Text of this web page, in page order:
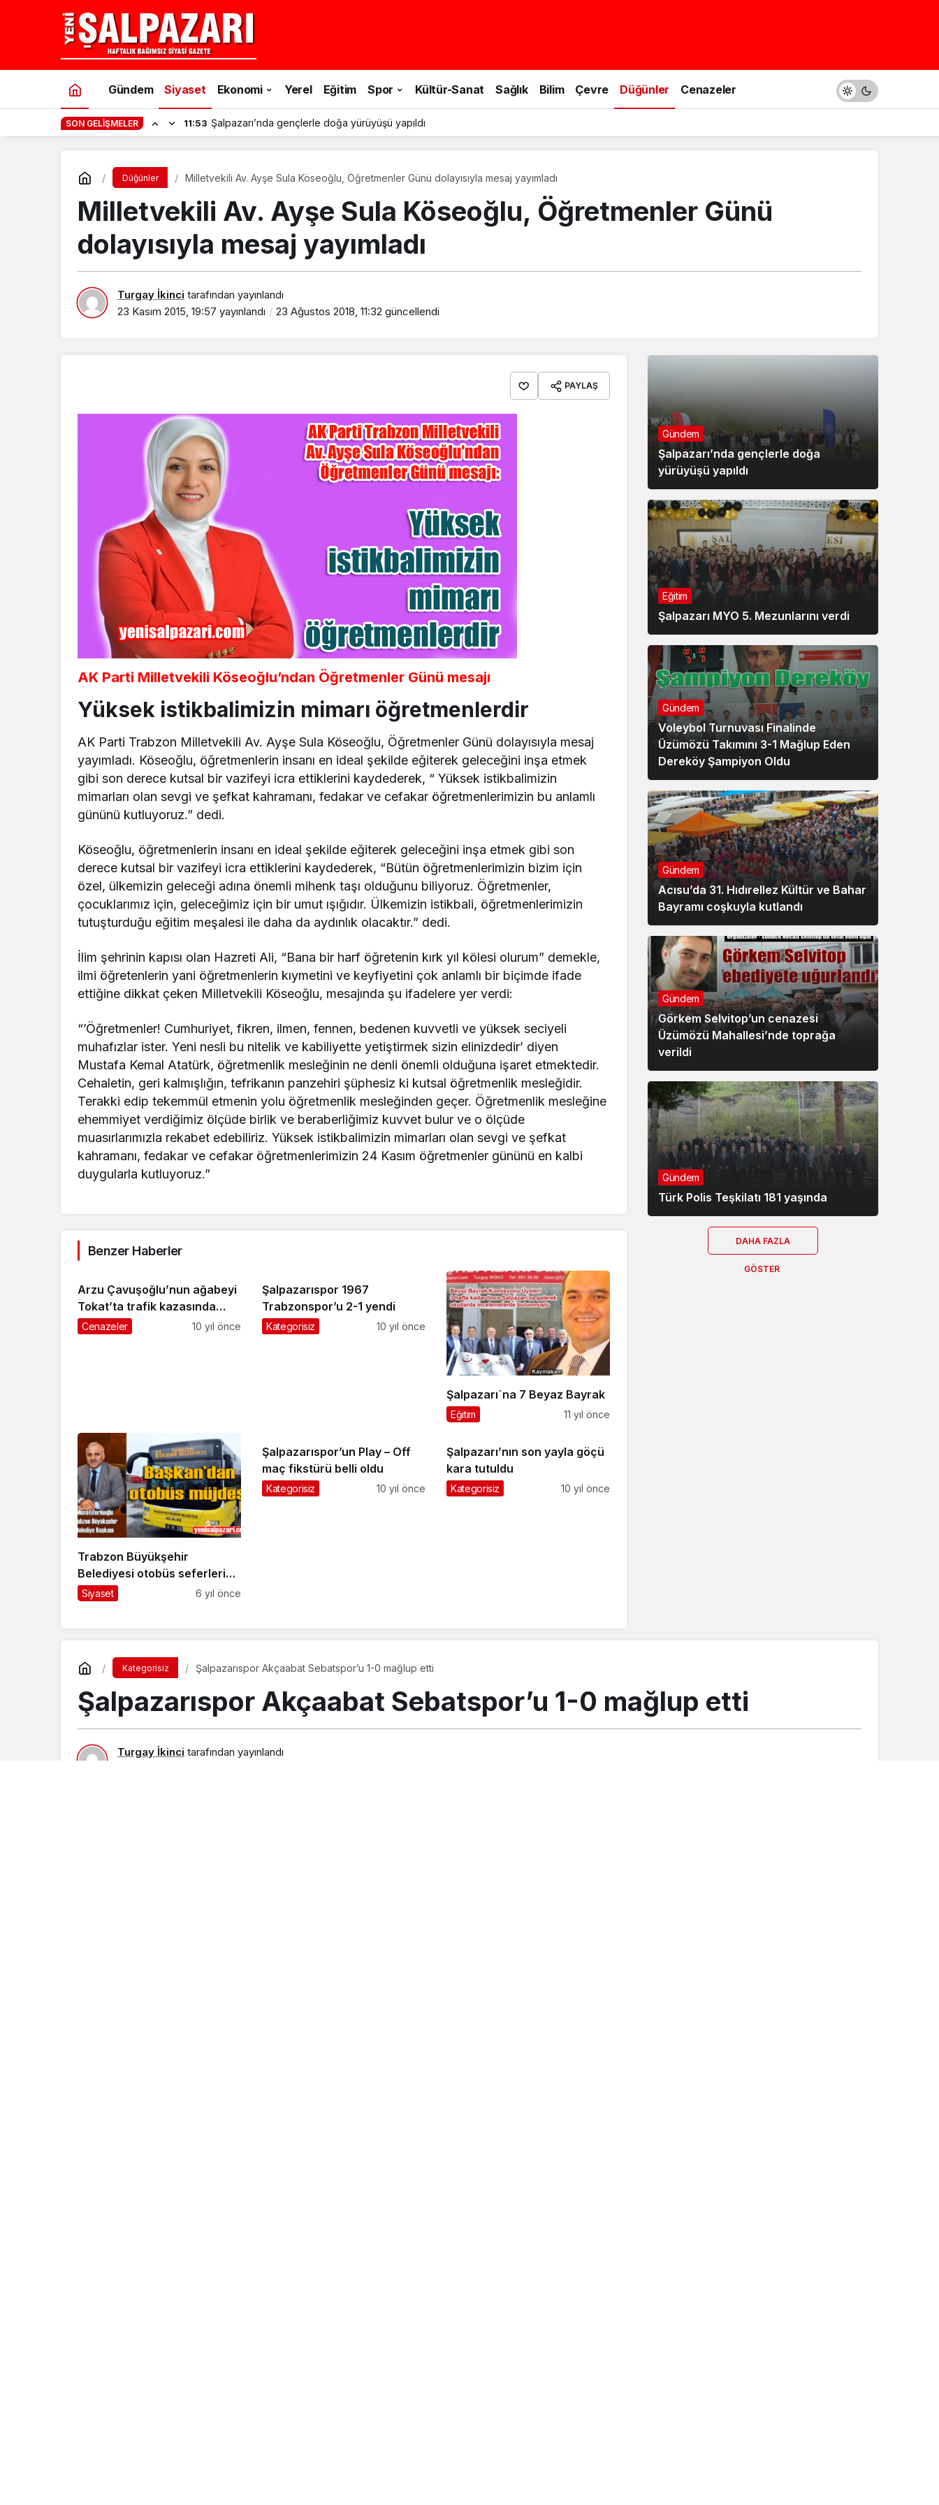
Gündem Siyaset Ekonomi Yerel Eğitim Spor Kültür-Sanat Sağlık Bilim Çevre Düğünler Cenazeler
SON GELIŞMELER 11:53 Şalpazarı’nda gençlerle doğa yürüyüşü yapıldı
Düğünler Milletvekili Av. Ayşe Sula Köseoğlu, Öğretmenler Günü dolayısıyla mesaj yayımladı
Milletvekili Av. Ayşe Sula Köseoğlu, Öğretmenler Günü
dolayısıyla mesaj yayımladı
Turgay İkinci tarafından yayınlandı
23 Kasım 2015, 19:57 yayınlandı 23 Ağustos 2018, 11:32 güncellendi
PAYLAŞ
AK Parti Milletvekili Köseoğlu’ndan Öğretmenler Günü mesajı
Yüksek istikbalimizin mimarı öğretmenlerdir
AK Parti Trabzon Milletvekili Av. Ayşe Sula Köseoğlu, Öğretmenler Günü dolayısıyla mesaj
yayımladı. Köseoğlu, öğretmenlerin insanı en ideal şekilde eğiterek geleceğini inşa etmek
gibi son derece kutsal bir vazifeyi icra ettiklerini kaydederek, “ Yüksek istikbalimizin
mimarları olan sevgi ve şefkat kahramanı, fedakar ve cefakar öğretmenlerimizin bu anlamlı
gününü kutluyoruz.” dedi.
Köseoğlu, öğretmenlerin insanı en ideal şekilde eğiterek geleceğini inşa etmek gibi son
derece kutsal bir vazifeyi icra ettiklerini kaydederek, “Bütün öğretmenlerimizin bizim için
özel, ülkemizin geleceği adına önemli mihenk taşı olduğunu biliyoruz. Öğretmenler,
çocuklarımız için, geleceğimiz için bir umut ışığıdır. Ülkemizin istikbali, öğretmenlerimizin
tutuşturduğu eğitim meşalesi ile daha da aydınlık olacaktır.” dedi.
İlim şehrinin kapısı olan Hazreti Ali, “Bana bir harf öğretenin kırk yıl kölesi olurum” demekle,
ilmi öğretenlerin yani öğretmenlerin kıymetini ve keyfiyetini çok anlamlı bir biçimde ifade
ettiğine dikkat çeken Milletvekili Köseoğlu, mesajında şu ifadelere yer verdi:
“’Öğretmenler! Cumhuriyet, fikren, ilmen, fennen, bedenen kuvvetli ve yüksek seciyeli
muhafızlar ister. Yeni nesli bu nitelik ve kabiliyette yetiştirmek sizin elinizdedir’ diyen
Mustafa Kemal Atatürk, öğretmenlik mesleğinin ne denli önemli olduğuna işaret etmektedir.
Cehaletin, geri kalmışlığın, tefrikanın panzehiri şüphesiz ki kutsal öğretmenlik mesleğidir.
Terakki edip tekemmül etmenin yolu öğretmenlik mesleğinden geçer. Öğretmenlik mesleğine
ehemmiyet verdiğimiz ölçüde birlik ve beraberliğimiz kuvvet bulur ve o ölçüde
muasırlarımızla rekabet edebiliriz. Yüksek istikbalimizin mimarları olan sevgi ve şefkat
kahramanı, fedakar ve cefakar öğretmenlerimizin 24 Kasım öğretmenler gününü en kalbi
duygularla kutluyoruz.”
Benzer Haberler
Arzu Çavuşoğlu’nun ağabeyi
Tokat’ta trafik kazasında
hayatını kaybetti
Cenazeler 10 yıl önce
Şalpazarıspor 1967
Trabzonspor’u 2-1 yendi
Kategorisiz 10 yıl önce
Şalpazarı`na 7 Beyaz Bayrak
Eğitim 11 yıl önce
Trabzon Büyükşehir
Belediyesi otobüs seferleri
çok yakında başlayacak
Siyaset 6 yıl önce
Şalpazarıspor’un Play – Off
maç fikstürü belli oldu
Kategorisiz 10 yıl önce
Şalpazarı’nın son yayla göçü
kara tutuldu
Kategorisiz 10 yıl önce
Gündem
Şalpazarı’nda gençlerle doğa
yürüyüşü yapıldı
Eğitim
Şalpazarı MYO 5. Mezunlarını verdi
Gündem
Voleybol Turnuvası Finalinde
Üzümözü Takımını 3-1 Mağlup Eden
Dereköy Şampiyon Oldu
Gündem
Acısu’da 31. Hıdırellez Kültür ve Bahar
Bayramı coşkuyla kutlandı
Gündem
Görkem Selvitop’un cenazesi
Üzümözü Mahallesi’nde toprağa
verildi
Gündem
Türk Polis Teşkilatı 181 yaşında
DAHA FAZLA
GÖSTER
Kategorisiz Şalpazarıspor Akçaabat Sebatspor’u 1-0 mağlup etti
Şalpazarıspor Akçaabat Sebatspor’u 1-0 mağlup etti
Turgay İkinci tarafından yayınlandı